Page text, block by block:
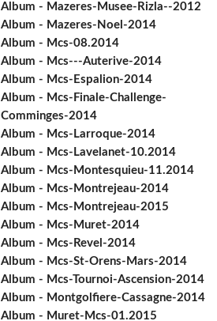
Album - Mazeres-Musee-Rizla--2012
Album - Mazeres-Noel-2014
Album - Mcs-08.2014
Album - Mcs---Auterive-2014
Album - Mcs-Espalion-2014
Album - Mcs-Finale-Challenge-
Comminges-2014
Album - Mcs-Larroque-2014
Album - Mcs-Lavelanet-10.2014
Album - Mcs-Montesquieu-11.2014
Album - Mcs-Montrejeau-2014
Album - Mcs-Montrejeau-2015
Album - Mcs-Muret-2014
Album - Mcs-Revel-2014
Album - Mcs-St-Orens-Mars-2014
Album - Mcs-Tournoi-Ascension-2014
Album - Montgolfiere-Cassagne-2014
Album - Muret-Mcs-01.2015